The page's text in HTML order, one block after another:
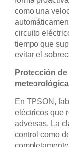
como una
circuito
tiempo que
evitar el
Protección
meteorológica
En TPSON,
eléctricos que
adversas. La
control como